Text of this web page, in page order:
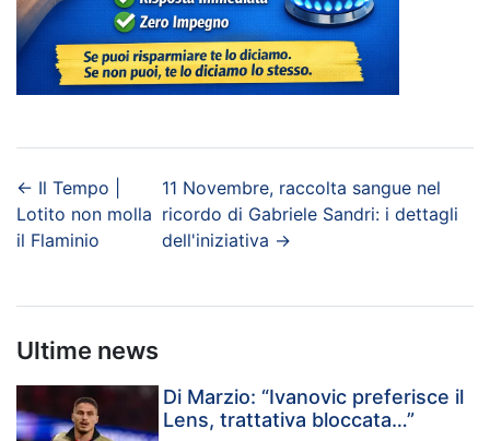
← Il Tempo |
Lotito non molla
il Flaminio
11 Novembre, raccolta sangue nel
ricordo di Gabriele Sandri: i dettagli
dell'iniziativa →
Ultime news
Di Marzio: “Ivanovic preferisce il
Lens, trattativa bloccata…”